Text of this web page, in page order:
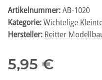
Artikelnummer:AB-1020
Kategorie:Wichtelige
Hersteller: Reitter
5,95 €